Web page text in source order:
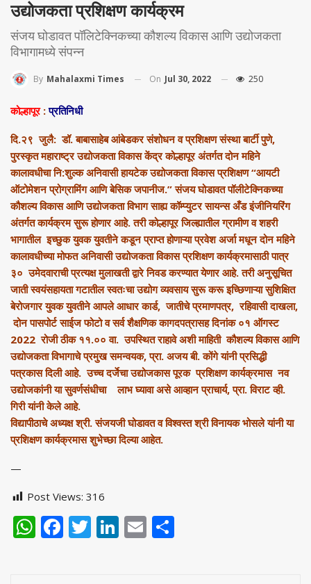
उद्योजकता प्रशिक्षण कार्यक्रम
संजय घोडावत पॉलिटेक्निकच्या कौशल्य विकास आणि उद्योजकता
विभागामध्ये संपन्न
By Mahalaxmi Times On Jul 30, 2022 250
कोल्हापूर:प्रतिनिधी
दि.२९ जुलै: डॉ. बाबासाहेब आंबेडकर संशोधन व प्रशिक्षण संस्था बार्टी पुणे,
पुरस्कृत महाराष्ट्र उद्योजकता विकास केंद्र कोल्हापूर अंतर्गत दोन महिने
कालावधीचा नि:शुल्क अनिवासी हायटेक उद्योजकता विकास प्रशिक्षण “आयटी
ऑटोमेशन प्रोग्रामिंग आणि बेसिक जपानीज.” संजय घोडावत पॉलीटेक्निकच्या
कौशल्य विकास आणि उद्योजकता विभाग साह्य कॉम्प्युटर सायन्स अँड इंजीनियरिंग
अंतर्गत कार्यक्रम सुरू होणार आहे. तरी कोल्हापूर जिल्ह्यातील ग्रामीण व शहरी
भागातील इच्छुक युवक युवतीने कडून प्राप्त होणाऱ्या प्रवेश अर्जा मधून दोन महिने
कालावधीच्या मोफत अनिवासी उद्योजकता विकास प्रशिक्षण कार्यक्रमासाठी पात्र
३० उमेदवाराची प्रत्यक्ष मुलाखती द्वारे निवड करण्यात येणार आहे. तरी अनुसूचित
जाती स्वयंसहायता गटातील स्वतःचा उद्योग व्यवसाय सुरू करू इच्छिणाऱ्या सुशिक्षित
बेरोजगार युवक युवतीने आपले आधार कार्ड, जातीचे प्रमाणपत्र, रहिवासी दाखला,
दोन पासपोर्ट साईज फोटो व सर्व शैक्षणिक कागदपत्रासह दिनांक ०१ ऑगस्ट
2022 रोजी ठीक ११.०० वा. उपस्थित राहावे अशी माहिती कौशल्य विकास आणि
उद्योजकता विभागाचे प्रमुख समन्वयक, प्रा. अजय बी. कोंगे यांनी प्रसिद्धी
पत्रकास दिली आहे. उच्च दर्जेचा उद्योजकास पूरक प्रशिक्षण कार्यक्रमास नव
उद्योजकांनी या सुवर्णसंधीचा लाभ घ्यावा असे आव्हान प्राचार्य, प्रा. विराट व्ही.
गिरी यांनी केले आहे.
विद्यापीठाचे अध्यक्ष श्री. संजयजी घोडावत व विश्वस्त श्री विनायक भोसले यांनी या
प्रशिक्षण कार्यक्रमास शुभेच्छा दिल्या आहेत.
—
Post Views: 316
WhatsApp
Facebook
Twitter
LinkedIn
Email